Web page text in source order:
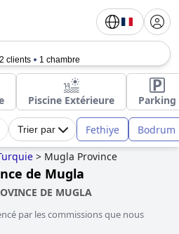
2 clients 1 chambre
Piscine Extérieure Parking
Trier par Fethiye Bodrum
> Mugla Province
de Mugla
DE MUGLA
par les commissions que nous